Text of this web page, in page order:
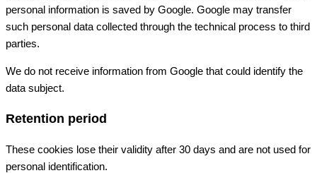
personal information is saved by Google. Google may transfer
such personal data collected through the technical process to third
parties.
We do not receive information from Google that could identify the
data subject.
Retention period
These cookies lose their validity after 30 days and are not used for
personal identification.